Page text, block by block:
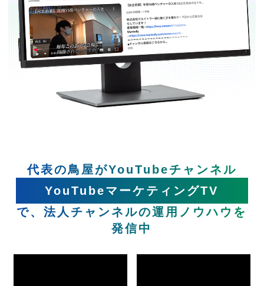
代表の鳥屋がYouTubeチャンネル
YouTubeマーケティングTV
で、法人チャンネルの運用ノウハウを
発信中